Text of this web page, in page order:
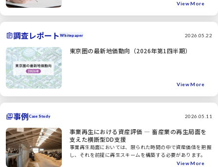
View More
2026.05.22
Whitepaper
調査レポート
東京圏の最新地価動向（2026年第1四半期）
View More
2026.05.11
Case Study
事例
事業再生における資産評価 ― 畜産業の再生局面を
支えた横断型DD支援
事業再生局面においては、限られた時間の中で資産価値を把握
し、それを前提に再生スキームを構築する必要があります。
View More